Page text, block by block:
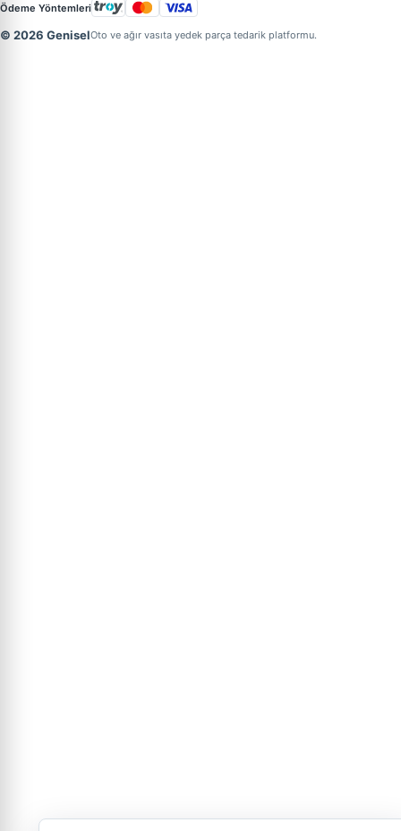
Ödeme Yöntemleri
© 2026 GeniselOto ve ağır vasıta yedek parça tedarik platformu.